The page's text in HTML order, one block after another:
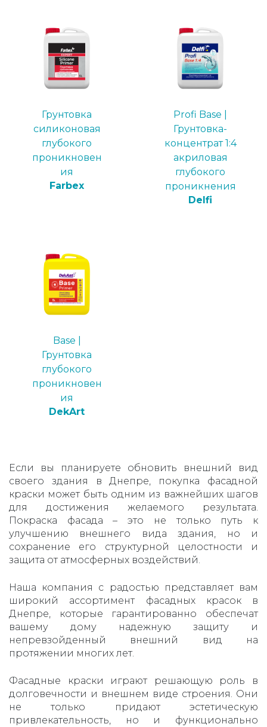
Грунтовка
силиконовая
глубокого
проникновен
ия
Farbex
Profi Base |
Грунтовка-
концентрат 1:4
акриловая
глубокого
проникнения
Delfi
Base |
Грунтовка
глубокого
проникновен
ия
DekArt
Если вы планируете обновить внешний вид
своего здания в Днепре, покупка фасадной
краски может быть одним из важнейших шагов
для достижения желаемого результата.
Покраска фасада – это не только путь к
улучшению внешнего вида здания, но и
сохранение его структурной целостности и
защита от атмосферных воздействий.
Наша компания с радостью представляет вам
широкий ассортимент фасадных красок в
Днепре, которые гарантированно обеспечат
вашему дому надежную защиту и
непревзойденный внешний вид на
протяжении многих лет.
Фасадные краски играют решающую роль в
долговечности и внешнем виде строения. Они
не только придают эстетическую
привлекательность, но и функционально